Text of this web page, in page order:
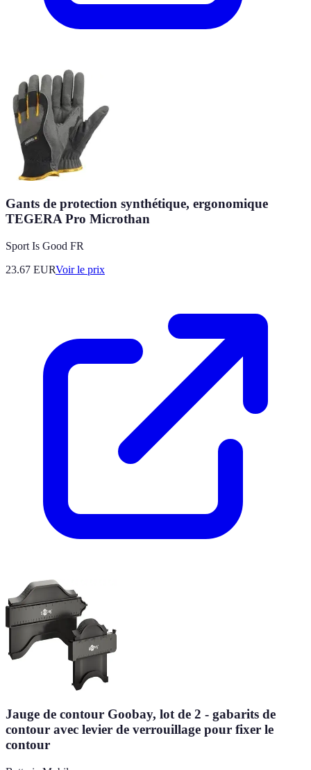
Gants de protection synthétique, ergonomique
TEGERA Pro Microthan
Sport Is Good FR
23.67 EURVoir le prix
Jauge de contour Goobay, lot de 2 - gabarits de
contour avec levier de verrouillage pour fixer le
contour